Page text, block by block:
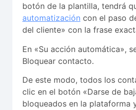
botón de la plantilla, tendrá
automatización con el paso
del cliente» con la frase
En «Su acción automática»,
Bloquear contacto.
De este modo, todos los
clic en el botón «Darse de
bloqueados en la plataforma